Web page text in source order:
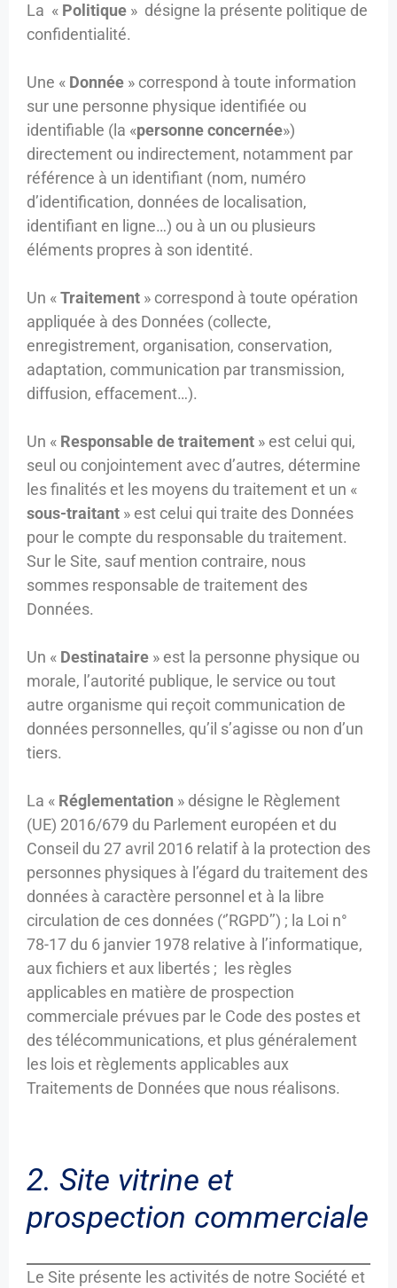
La « Politique » désigne la présente politique de
confidentialité.
Une « Donnée » correspond à toute information
sur une personne physique identifiée ou
identifiable (la «personne concernée»)
directement ou indirectement, notamment par
référence à un identifiant (nom, numéro
d’identification, données de localisation,
identifiant en ligne…) ou à un ou plusieurs
éléments propres à son identité.
Un «Traitement » correspond à toute opération
appliquée à des Données (collecte,
enregistrement, organisation, conservation,
adaptation, communication par transmission,
diffusion, effacement…).
Un « Responsable de traitement » est celui qui,
seul ou conjointement avec d’autres, détermine
les finalités et les moyens du traitement et un «
sous-traitant » est celui qui traite des Données
pour le compte du responsable du traitement.
Sur le Site, sauf mention contraire, nous
sommes responsable de traitement des
Données.
Un « Destinataire » est la personne physique ou
morale, l’autorité publique, le service ou tout
autre organisme qui reçoit communication de
données personnelles, qu’il s’agisse ou non d’un
tiers.
La « Réglementation » désigne le Règlement
(UE) 2016/679 du Parlement européen et du
Conseil du 27 avril 2016 relatif à la protection des
personnes physiques à l’égard du traitement des
données à caractère personnel et à la libre
circulation de ces données (‘’RGPD’’) ; la Loi n°
78-17 du 6 janvier 1978 relative à l’informatique,
aux fichiers et aux libertés ; les règles
applicables en matière de prospection
commerciale prévues par le Code des postes et
des télécommunications, et plus généralement
les lois et règlements applicables aux
Traitements de Données que nous réalisons.
2. Site vitrine et
prospection commerciale
Le Site présente les activités de notre Société et